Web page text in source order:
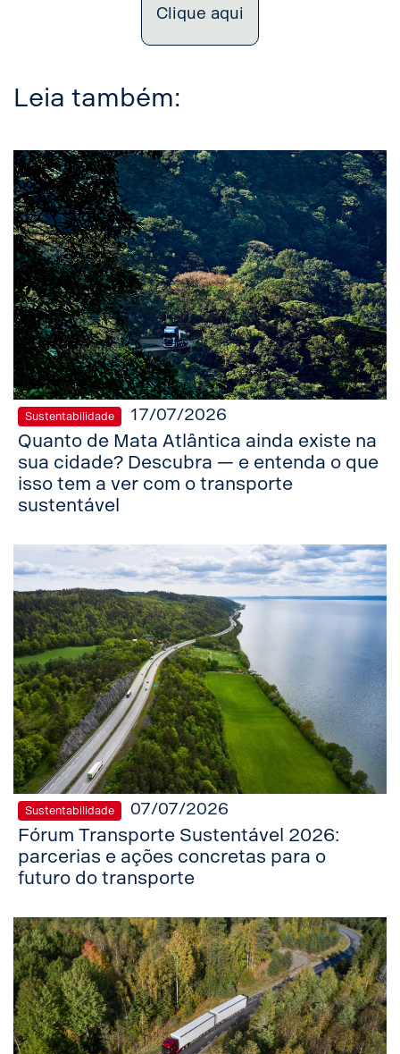
Clique aqui
Leia também:
Sustentabilidade 17/07/2026
Quanto de Mata Atlântica ainda existe na
sua cidade? Descubra — e entenda o que
isso tem a ver com o transporte
sustentável
Sustentabilidade 07/07/2026
Fórum Transporte Sustentável 2026:
parcerias e ações concretas para o
futuro do transporte